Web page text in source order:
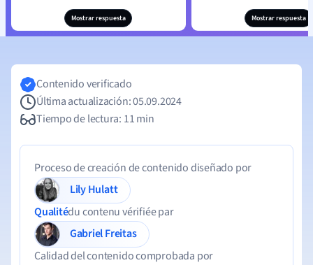
Mostrar respuesta Mostrar respuesta
Contenido verificado
Última actualización: 05.09.2024
Tiempo de lectura: 11 min
Proceso de creación de contenido diseñado por
Lily Hulatt
Qualitédu contenu vérifiée par
Gabriel Freitas
Calidad del contenido comprobada por